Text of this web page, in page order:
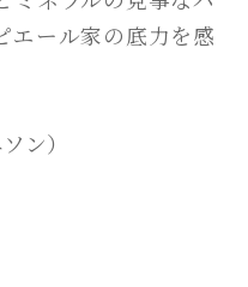
エール家の底力を感
ン）